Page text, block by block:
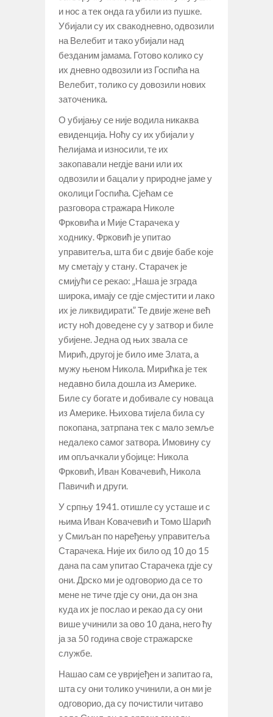
и нос а тек онда га убили из пушке.
Убијали су их свакодневно, одвозили
на Велебит и тако убијали над
безданим јамама. Готово колико су
их дневно одвозили из Госпића на
Велебит, толико су довозили нових
заточеника.
О убијању се није водила никаква
евиденција. Ноћу су их убијали у
ћелијама и износили, те их
закопавали негдје вани или их
одвозили и бацали у природне јаме у
околици Госпића. Сјећам се
разговора стражара Николе
Фрковића и Мије Старачека у
ходнику. Фрковић је упитао
управитеља, шта би с двије бабе које
му сметају у стану. Старачек је
смијући се рекао: „Наша је зграда
широка, имају се гдје смјестити и лако
их је ликвидирати.” Те двије жене већ
исту ноћ доведене су у затвор и биле
убијене. Једна од њих звала се
Мирић, другој је било име Злата, а
мужу њеном Никола. Мирићка је тек
недавно била дошла из Америке.
Биле су богате и добивале су новаца
из Америке. Њихова тијела била су
покопана, затрпана тек с мало земље
недалеко самог затвора. Имовину су
им опљачкали убојице: Никола
Фрковић, Иван Kовачевић, Никола
Павичић и други.
У српњу 1941. отишле су усташе и с
њима Иван Kовачевић и Томо Шарић
у Смиљан по наређењу управитеља
Старачека. Није их било од 10 до 15
дана па сам упитао Старачека гдје су
они. Дрско ми је одговорио да се то
мене не тиче гдје су они, да он зна
куда их је послао и рекао да су они
више учинили за ово 10 дана, него ћу
ја за 50 година своје стражарске
службе.
Нашао сам се увријеђен и запитао га,
шта су они толико учинили, а он ми је
одговорио, да су почистили читаво